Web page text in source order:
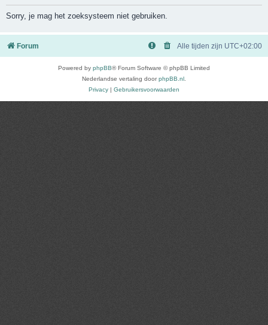
Sorry, je mag het zoeksysteem niet gebruiken.
Forum Alle tijden zijn UTC+02:00
Powered by phpBB® Forum Software © phpBB Limited
Nederlandse vertaling doorphpBB.nl
Privacy | Gebruikersvoorwaarden